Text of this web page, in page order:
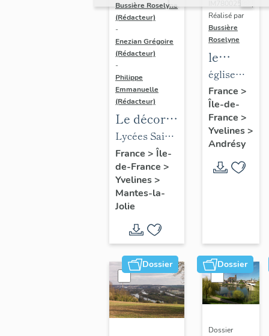
Bussière Roselyne
(Rédacteur)
-
Enezian Grégoire
(Rédacteur)
-
Philippe
Emmanuelle
(Rédacteur)
Le décor
des lycées
de Mantes
Lycées Saint-
Exupéry et
Jean Rostand
France > Île-
de-France >
Yvelines>
Mantes-la-
Jolie
Réalisé par
Bussière
Roselyne
le
mobilier
de
l'église
Saint-
Germain-
de-
Paris
église
paroissiale
Saint-
Germain
France >
Île-de-
France >
Yvelines>
Andrésy
Dossier Dossier
Dossier